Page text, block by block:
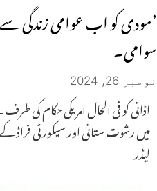
’مودی کو اب عوامی زندگی سے
سوامی۔
نومبر 26, 2024
اڈانی کو فی الحال امریکی حکام کی
میں رشوت ستانی اور سیکورٹی فراڈ
لیڈر